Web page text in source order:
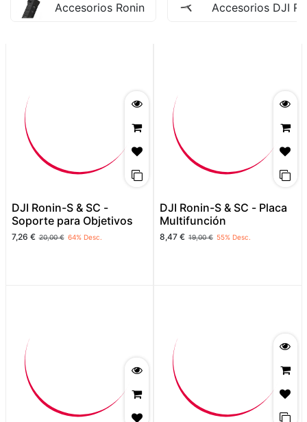
Accesorios Ronin Accesorios DJI
DJI Ronin-S & SC -
Soporte para Objetivos
7,26 € 20,00€ 64% Desc.
DJI Ronin-S & SC - Placa
Multifunción
8,47 € 19,00€ 55% Desc.